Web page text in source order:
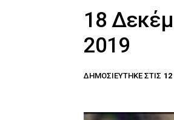
18
2019
ΔΗΜΟΣΙΕΎΤΗΚΕ ΣΤΙΣ